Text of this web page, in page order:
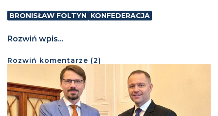
BRONISŁAW FOLTYN KONFEDERACJA
Rozwiń wpis...
Rozwiń komentarze (2)